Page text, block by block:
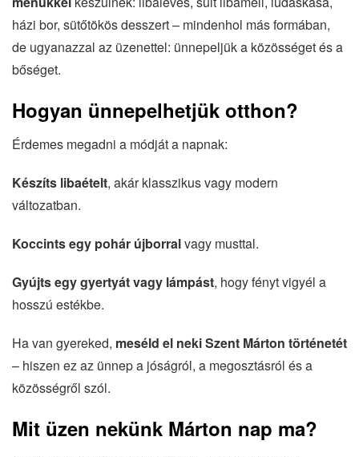
házi bor, sütőtökös desszert – mindenhol más formában,
de ugyanazzal az üzenettel: ünnepeljük a közösséget és a
bőséget.
Hogyan ünnepelhetjük otthon?
Érdemes megadni a módját a napnak:
Készíts libaételt, akár klasszikus vagy modern
változatban.
Koccints egy pohár újborralvagy musttal.
Gyújts egy gyertyát vagy lámpást, hogy fényt vigyél a
hosszú estékbe.
Ha van gyereked, meséld el neki Szent Márton történetét
– hiszen ez az ünnep a jóságról, a megosztásról és a
közösségről szól.
Mit üzen nekünk Márton nap ma?